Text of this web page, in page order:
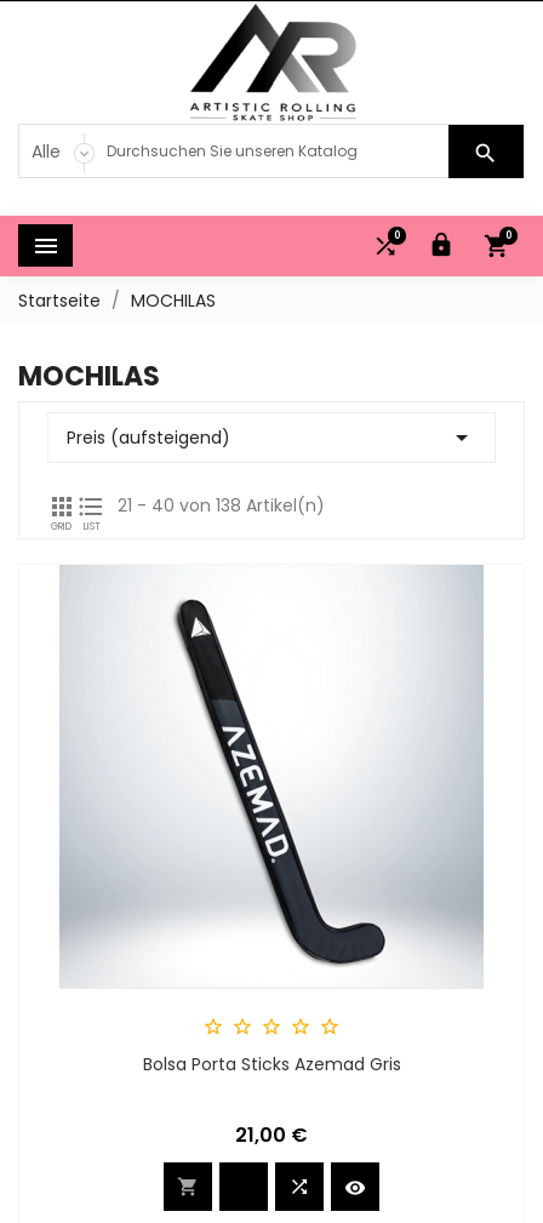

 0


0
Startseite MOCHILAS
MOCHILAS
Preis (aufsteigend) 

GRID

LIST
21 - 40 von 138 Artikel(n)
    
Bolsa Porta Sticks Azemad Gris
Preis
21,00 €
  